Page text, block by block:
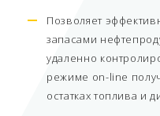
Позволяет
запасами
удаленно
режиме on-line
остатках топлива и